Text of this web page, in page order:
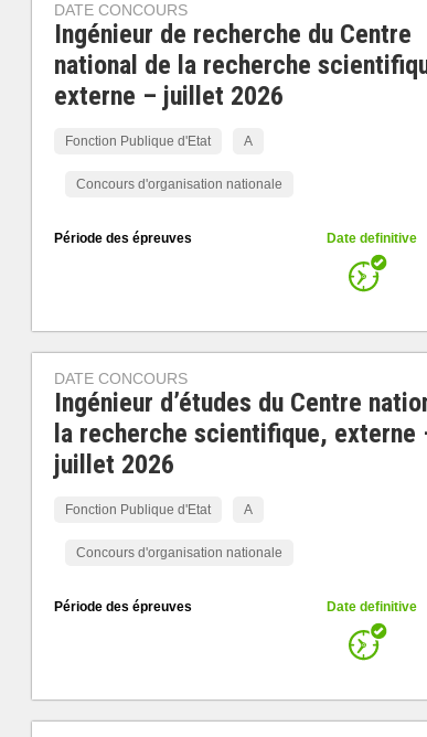
DATE CONCOURS
Ingénieur de recherche du Centre
national de la recherche
externe – juillet 2026
Fonction Publique d'Etat A
Concours d'organisation nationale
Période des épreuves Date definitive
DATE CONCOURS
Ingénieur d’études du Centre
la recherche scientifique, externe
juillet 2026
Fonction Publique d'Etat A
Concours d'organisation nationale
Période des épreuves Date definitive